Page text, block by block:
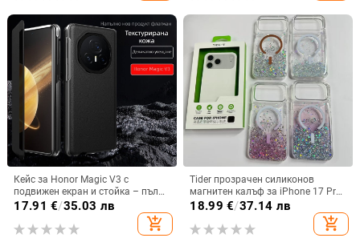
Кейс за Honor Magic V3 с
подвижен екран и стойка – пълна
защита, удароустойчив, против
имитационна кожа, прецизна
17.91 €/35.03 лв
add_shopping_cart
Tider прозрачен силиконов
магнитен калъф за iPhone 17 Pro
Max, защита срещу падане,
18.99 €/37.14 лв
add_shopping_cart